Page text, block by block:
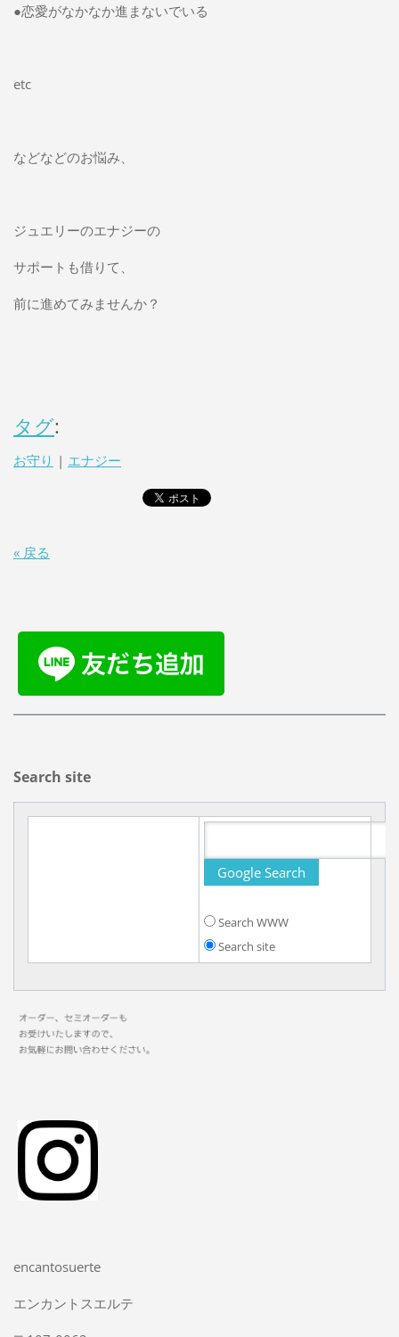
●恋愛がなかなか進まないでいる
etc
などなどのお悩み、
ジュエリーのエナジーの
サポートも借りて、
前に進めてみませんか？
タグ:
お守り | エナジー
« 戻る
Search site
Search WWW
Search site
encantosuerte
エンカントスエルテ